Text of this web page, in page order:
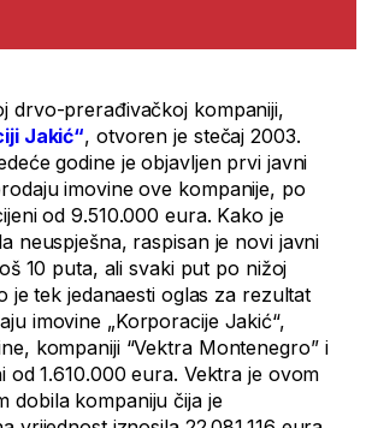
drvo-prerađivačkoj kompaniji,
Jakić“, otvoren je stečaj 2003.
godine je objavljen prvi javni
imovine ove kompanije, po
od 9.510.000 eura. Kako je
neuspješna, raspisan je novi javni
10 puta, ali svaki put po nižoj
je tek jedanaesti oglas za rezultat
imovine „Korporacije Jakić“,
kompaniji “Vektra Montenegro” i
od 1.610.000 eura. Vektra je ovom
dobila kompaniju čija je